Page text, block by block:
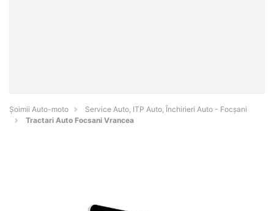
Șoimii Auto-moto
Service Auto, ITP Auto, Închirieri Auto - Focşani
Tractari Auto Focsani Vrancea